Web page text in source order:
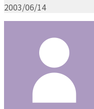
2003/06/14